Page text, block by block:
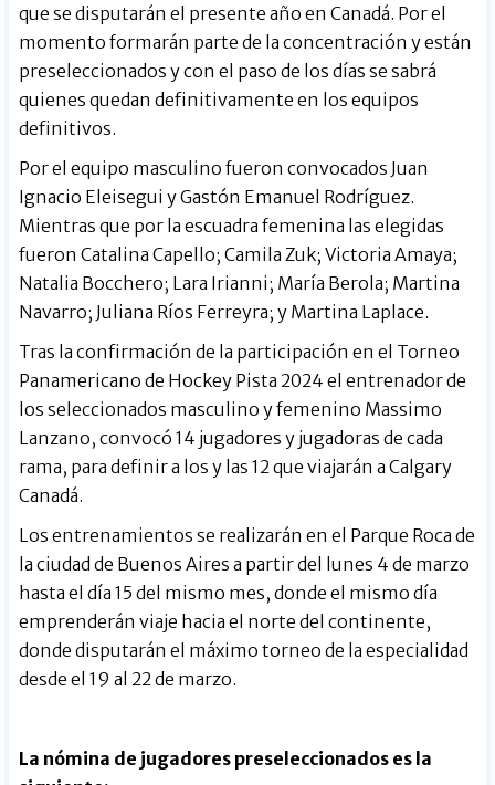
que se disputarán el presente año en Canadá. Por el
momento formarán parte de la concentración y están
preseleccionados y con el paso de los días se sabrá
quienes quedan definitivamente en los equipos
definitivos.
Por el equipo masculino fueron convocados Juan
Ignacio Eleisegui y Gastón Emanuel Rodríguez.
Mientras que por la escuadra femenina las elegidas
fueron Catalina Capello; Camila Zuk; Victoria Amaya;
Natalia Bocchero; Lara Irianni; María Berola; Martina
Navarro; Juliana Ríos Ferreyra; y Martina Laplace.
Tras la confirmación de la participación en el Torneo
Panamericano de Hockey Pista 2024 el entrenador de
los seleccionados masculino y femenino Massimo
Lanzano, convocó 14 jugadores y jugadoras de cada
rama, para definir a los y las 12 que viajarán a Calgary
Canadá.
Los entrenamientos se realizarán en el Parque Roca de
la ciudad de Buenos Aires a partir del lunes 4 de marzo
hasta el día 15 del mismo mes, donde el mismo día
emprenderán viaje hacia el norte del continente,
donde disputarán el máximo torneo de la especialidad
desde el 19 al 22 de marzo.
La nómina de jugadores preseleccionados es la